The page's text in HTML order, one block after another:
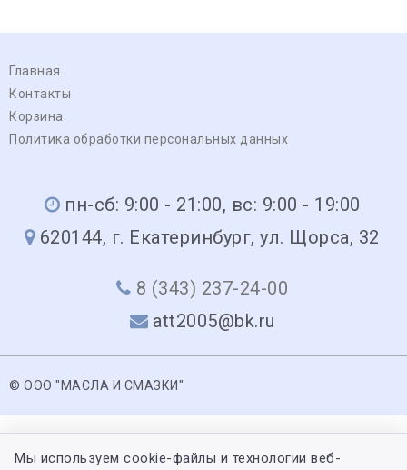
Главная
Контакты
Корзина
Политика обработки персональных данных
пн-сб: 9:00 - 21:00, вс: 9:00 - 19:00
620144, г. Екатеринбург, ул. Щорса, 32
8 (343) 237-24-00
att2005@bk.ru
© ООО "МАСЛА И СМАЗКИ"
Мы используем cookie-файлы и технологии веб-